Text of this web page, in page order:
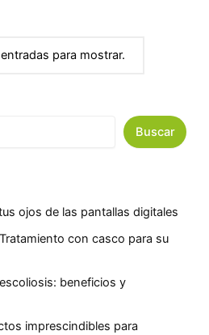
para mostrar.
Buscar
ojos de las pantallas digitales
con casco para su
beneficios y
imprescindibles para